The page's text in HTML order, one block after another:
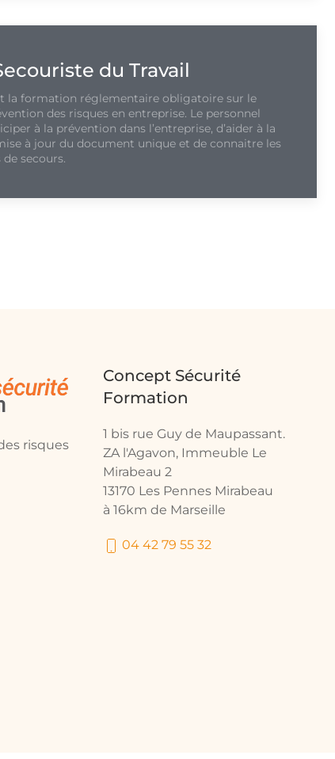
du Travail
la formation réglementaire obligatoire sur le
des risques en entreprise. Le personnel
à la prévention dans l’entreprise, d’aider à la
à jour du document unique et de connaitre les
secours.
risques
Concept Sécurité
Formation
1 bis rue Guy de Maupassant.
ZA l'Agavon, Immeuble Le
Mirabeau 2
13170 Les Pennes Mirabeau
à 16km de Marseille
04 42 79 55 32